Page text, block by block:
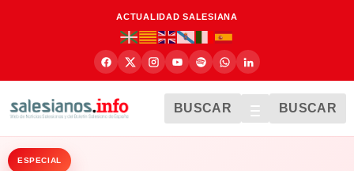
ACTUALIDAD SALESIANA
BUSCAR BUSCAR
ESPECIAL